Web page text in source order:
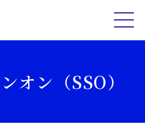
オン（SSO）